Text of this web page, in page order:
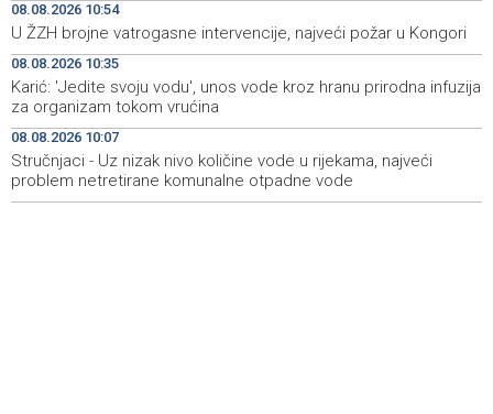
11:16
Zračna luka Split rekordna u Hrvatskoj sa 770 tisuća
putnika u srpnju
11:09
Svečani doček Zelenskog u Beogradu, u fokusu
razgovora odnosi Srbije i Ukrajine
10:54
U ŽZH brojne vatrogasne intervencije, najveći požar u
Kongori
08.08.2026 10:54
U ŽZH brojne vatrogasne intervencije, najveći požar u Kongori
08.08.2026 10:35
Karić: 'Jedite svoju vodu', unos vode kroz hranu prirodna infuzija
za organizam tokom vrućina
08.08.2026 10:07
Stručnjaci - Uz nizak nivo količine vode u rijekama, najveći
problem netretirane komunalne otpadne vode